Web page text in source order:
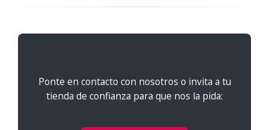
Ponte en contacto con nosotros o invita a tu
tienda de confianza para que nos la pida: